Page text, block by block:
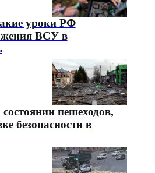
уроки РФ
ВСУ в
пешеходов,
безопасности в